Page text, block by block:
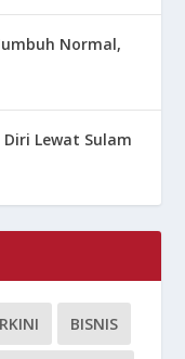
Normal,
Lewat Sulam
BISNIS